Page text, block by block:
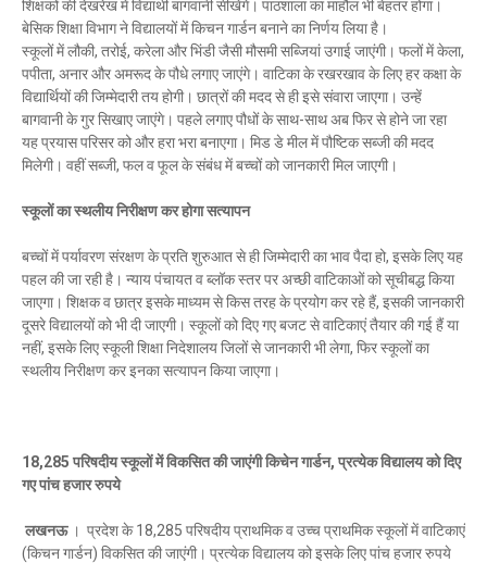
शिक्षकों की देखरेख में विद्यार्थी बागवानी सीखेंगे। पाठशाला का माहौल भी बेहतर होगा।
बेसिक शिक्षा विभाग ने विद्यालयों में किचन गार्डन बनाने का निर्णय लिया है।
स्कूलों में लौकी, तरोई, करेला और भिंडी जैसी मौसमी सब्जियां उगाई जाएंगी। फलों में केला,
पपीता, अनार और अमरूद के पौधे लगाए जाएंगे। वाटिका के रखरखाव के लिए हर कक्षा के
विद्यार्थियों की जिम्मेदारी तय होगी। छात्रों की मदद से ही इसे संवारा जाएगा। उन्हें
बागवानी के गुर सिखाए जाएंगे। पहले लगाए पौधों के साथ-साथ अब फिर से होने जा रहा
यह प्रयास परिसर को और हरा भरा बनाएगा। मिड डे मील में पौष्टिक सब्जी की मदद
मिलेगी। वहीं सब्जी, फल व फूल के संबंध में बच्चों को जानकारी मिल जाएगी।
स्कूलों का स्थलीय निरीक्षण कर होगा सत्यापन
बच्चों में पर्यावरण संरक्षण के प्रति शुरुआत से ही जिम्मेदारी का भाव पैदा हो, इसके लिए यह
पहल की जा रही है। न्याय पंचायत व ब्लॉक स्तर पर अच्छी वाटिकाओं को सूचीबद्ध किया
जाएगा। शिक्षक व छात्र इसके माध्यम से किस तरह के प्रयोग कर रहे हैं, इसकी जानकारी
दूसरे विद्यालयों को भी दी जाएगी। स्कूलों को दिए गए बजट से वाटिकाएं तैयार की गई हैं या
नहीं, इसके लिए स्कूली शिक्षा निदेशालय जिलों से जानकारी भी लेगा, फिर स्कूलों का
स्थलीय निरीक्षण कर इनका सत्यापन किया जाएगा।
18,285 परिषदीय स्कूलों में विकसित की जाएंगी किचेन गार्डन, प्रत्येक विद्यालय को दिए
गए पांच हजार रुपये
लखनऊ। प्रदेश के 18,285 परिषदीय प्राथमिक व उच्च प्राथमिक स्कूलों में वाटिकाएं
(किचन गार्डन) विकसित की जाएंगी। प्रत्येक विद्यालय को इसके लिए पांच हजार रुपये